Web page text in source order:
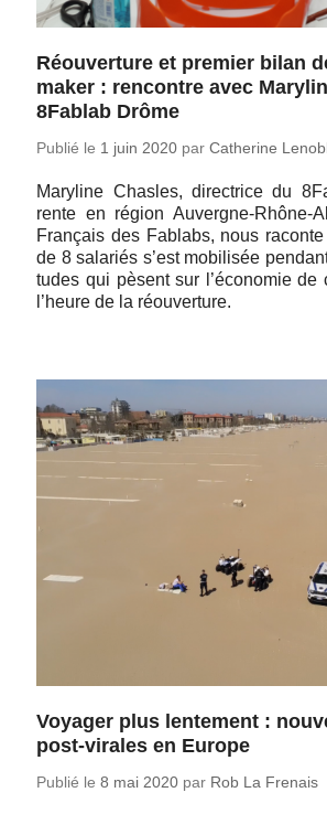
Réouverture et premier bilan
maker : rencontre avec
8Fablab Drôme
Publié le 1 juin 2020 parCa­the­rine
Ma­ry­line Chasles, di­rec­trice du
rente en région Au­vergne-Rhône-
Fran­çais des Fablabs, nous
de 8 sa­la­riés s’est mo­bi­li­sée
tudes qui pèsent sur l’éco­no­mie de
l’heure de la réouverture.
Voyager plus lentement :
post-virales en Europe
Publié le8 mai 2020 par Rob La Frenais